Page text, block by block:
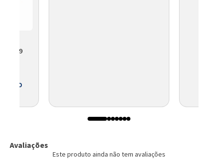
6349
Avaliações
Este produto ainda não tem avaliações